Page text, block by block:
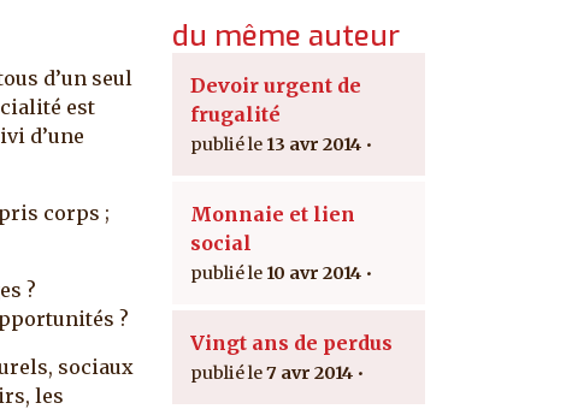
d’un seul
est
d’une
corps ;
?
?
sociaux
les
du même auteur
Devoir urgent de
frugalité
13 avr 2014
Monnaie et lien
social
10 avr 2014
Vingt ans de perdus
7 avr 2014